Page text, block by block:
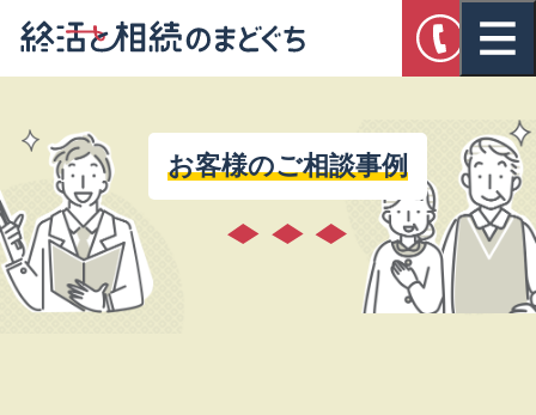
お客様のご相談事例